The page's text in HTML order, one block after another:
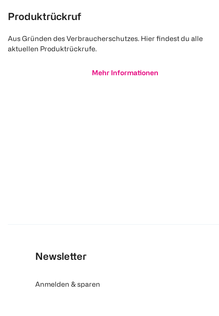
Produktrückruf
Aus Gründen des Verbraucherschutzes. Hier findest du alle
aktuellen Produktrückrufe.
Mehr Informationen
Newsletter
Anmelden & sparen